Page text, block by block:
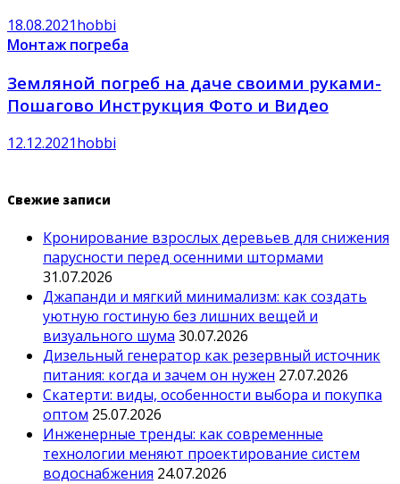
18.08.2021hobbi
Монтаж погреба
Земляной погреб на даче своими руками-
Пошагово Инструкция Фото и Видео
12.12.2021hobbi
Свежие записи
Кронирование взрослых деревьев для снижения
парусности перед осенними штормами
31.07.2026
Джапанди и мягкий минимализм: как создать
уютную гостиную без лишних вещей и
визуального шума 30.07.2026
Дизельный генератор как резервный источник
питания: когда и зачем он нужен 27.07.2026
Скатерти: виды, особенности выбора и покупка
оптом 25.07.2026
Инженерные тренды: как современные
технологии меняют проектирование систем
водоснабжения 24.07.2026